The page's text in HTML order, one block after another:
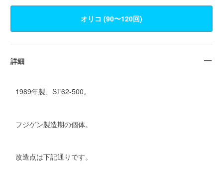
詳細
1989年製、ST62-500。
フジゲン製造期の個体。
改造点は下記通りです。